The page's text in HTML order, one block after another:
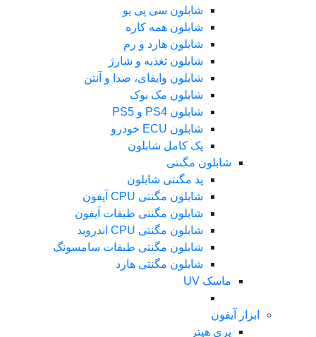
شابلون سی پی یو
شابلون همه کاره
شابلون هارد و رم
شابلون تغذیه و شارژ
شابلون وایفای، صدا و آنتن
شابلون مک بوک
شابلون PS4 و PS5
شابلون ECU خودرو
پک کامل شابلون
شابلون مگنتی
پد مگنتی شابلون
شابلون مگنتی CPU آیفون
شابلون مگنتی طبقات آیفون
شابلون مگنتی CPU اندروید
شابلون مگنتی طبقات سامسونگ
شابلون مگنتی هارد
ماسک UV
ابزار آیفون
پری هیتر